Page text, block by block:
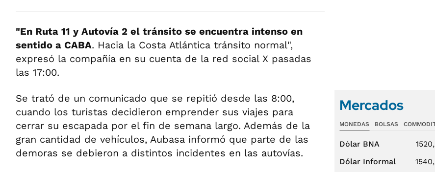
"En Ruta 11 y Autovía 2 el tránsito se encuentra intenso en
sentido a CABA. Hacia la Costa Atlántica tránsito normal",
expresó la compañía en su cuenta de la red social X pasadas
las 17:00.
Se trató de un comunicado que se repitió desde las 8:00,
cuando los turistas decidieron emprender sus viajes para
cerrar su escapada por el fin de semana largo. Además de la
gran cantidad de vehículos, Aubasa informó que parte de las
demoras se debieron a distintos incidentes en las autovías.
Mercados
MONEDAS BOLSAS
Dólar BNA
Dólar Informal